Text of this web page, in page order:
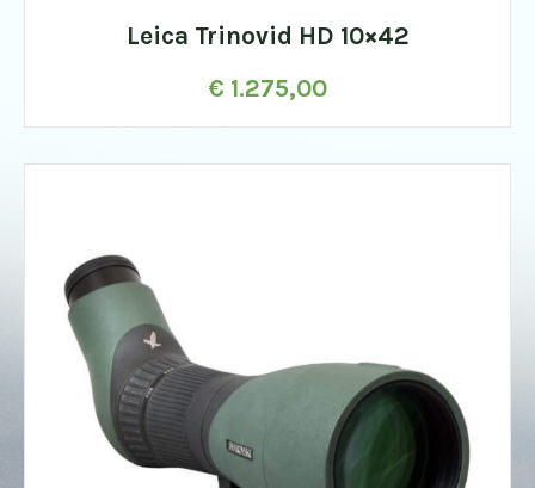
Leica Trinovid HD 10×42
€ 1.275,00